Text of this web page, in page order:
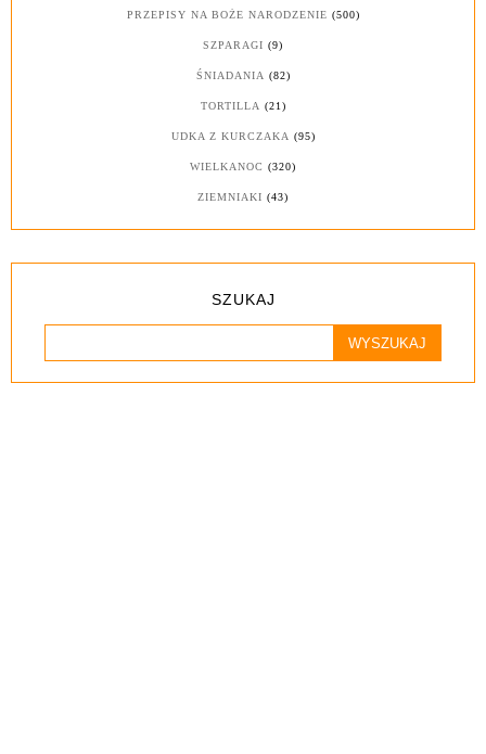
PRZEPISY NA BOŻE NARODZENIE (500)
SZPARAGI (9)
ŚNIADANIA (82)
TORTILLA (21)
UDKA Z KURCZAKA (95)
WIELKANOC (320)
ZIEMNIAKI (43)
SZUKAJ